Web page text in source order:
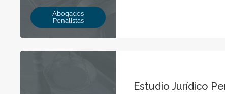
Abogados
Penalistas
Estudio Jurídico